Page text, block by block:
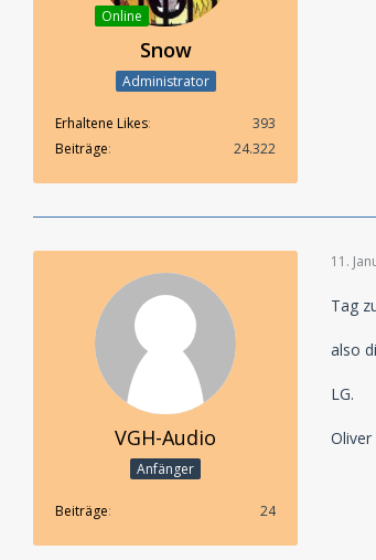
Online
Snow
Administrator
Erhaltene Likes
393
Beiträge
24.322
VGH-Audio
Anfänger
Beiträge 24
11.
Tag
also
LG.
Oliver